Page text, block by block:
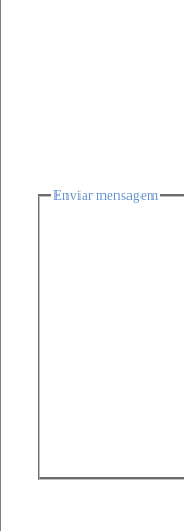
Enviar mensagem